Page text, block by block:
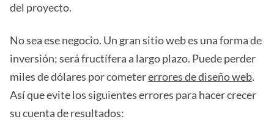
del proyecto.
No sea ese negocio. Un gran sitio web es una forma de
inversión; será fructífera a largo plazo. Puede perder
miles de dólares por cometererrores de diseño web.
Así que evite los siguientes errores para hacer crecer
su cuenta de resultados: